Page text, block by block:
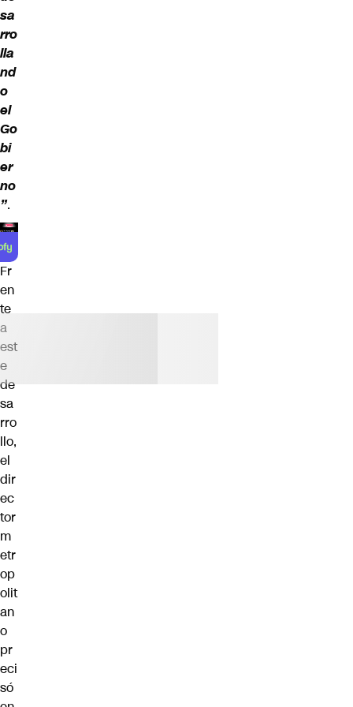
sa
rro
lla
nd
o
el
Go
bi
er
no
”.
Fr
en
te
a
est
e
de
sa
rro
llo,
el
dir
ec
tor
m
etr
op
olit
an
o
pr
eci
só